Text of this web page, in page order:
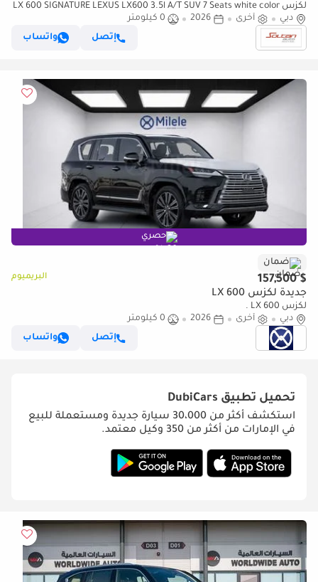
لكزس LX 600 SIGNATURE LEXUS LX600 3.5l A/T SUV 7 Seats white color
2026 Model
دبي أخرى 2026
0 كيلومتر
إتصل
واتساب
حصري
ضمان
$ 157,500 البريميوم
جديدة لكزس LX 600
لكزس LX 600 .
دبي
أخرى 2026
0 كيلومتر
إتصل
واتساب
تحميل تطبيق DubiCars
استكشف أكثر من 30،000 سيارة جديدة ومستعملة للبيع
في الإمارات من أكثر من 350 وكيل معتمد.